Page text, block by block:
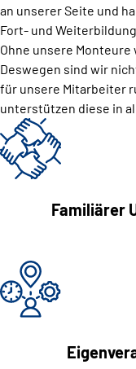
an unserer Seite und
Fort- und
Ohne unsere
Deswegen sind wir
für unsere Mitarbeiter
unterstützen diese in
Familiärer